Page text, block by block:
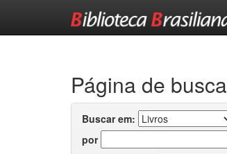
Página de busca
Buscar em:
por